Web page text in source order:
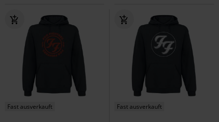
Fast ausverkauft Fast ausverkauft